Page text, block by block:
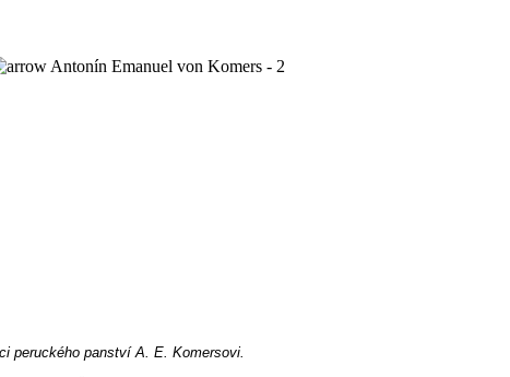
Antonín Emanuel von Komers - 2
peruckého panství A. E. Komersovi.